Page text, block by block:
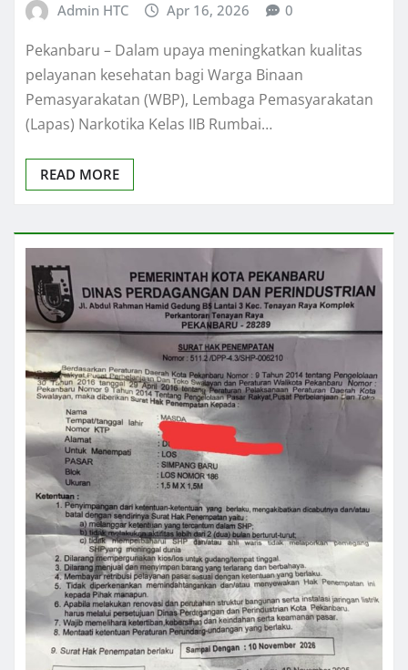
Admin HTC Apr 16, 2026 0
Pekanbaru – Dalam upaya meningkatkan kualitas
pelayanan kesehatan bagi Warga Binaan
Pemasyarakatan (WBP), Lembaga Pemasyarakatan
(Lapas) Narkotika Kelas IIB Rumbai…
READ MORE